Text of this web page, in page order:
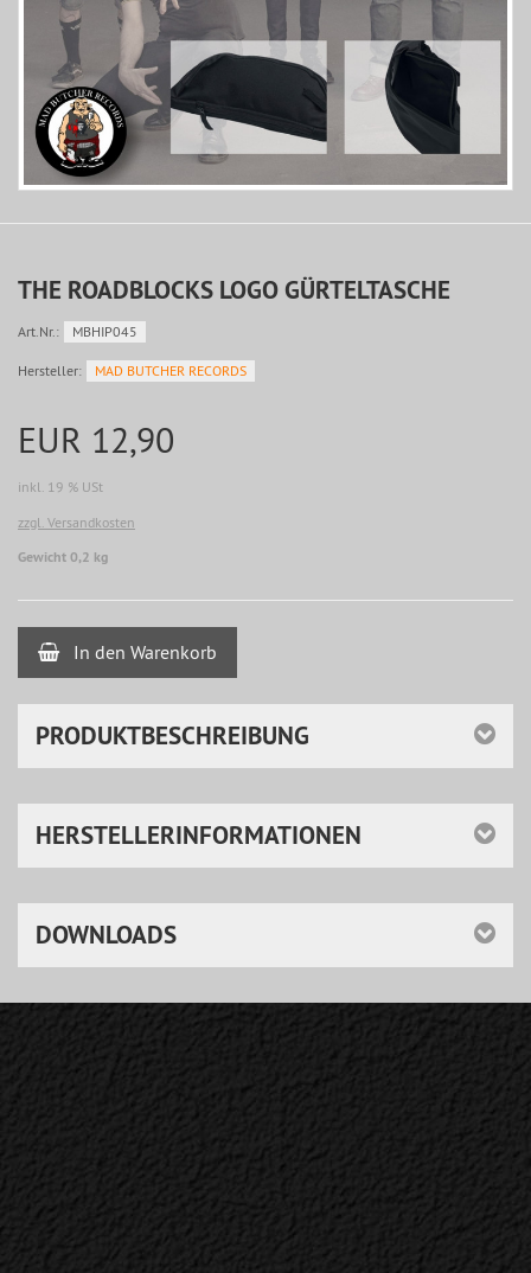
THE ROADBLOCKS LOGO GÜRTELTASCHE
Art.Nr.: MBHIP045
Hersteller: MAD BUTCHER RECORDS
EUR 12,90
inkl. 19 % USt
zzgl. Versandkosten
Gewicht 0,2 kg
In den Warenkorb
PRODUKTBESCHREIBUNG
HERSTELLERINFORMATIONEN
DOWNLOADS